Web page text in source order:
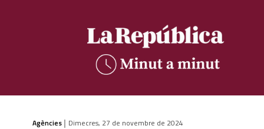
Agències | Dimecres, 27 de novembre de 2024